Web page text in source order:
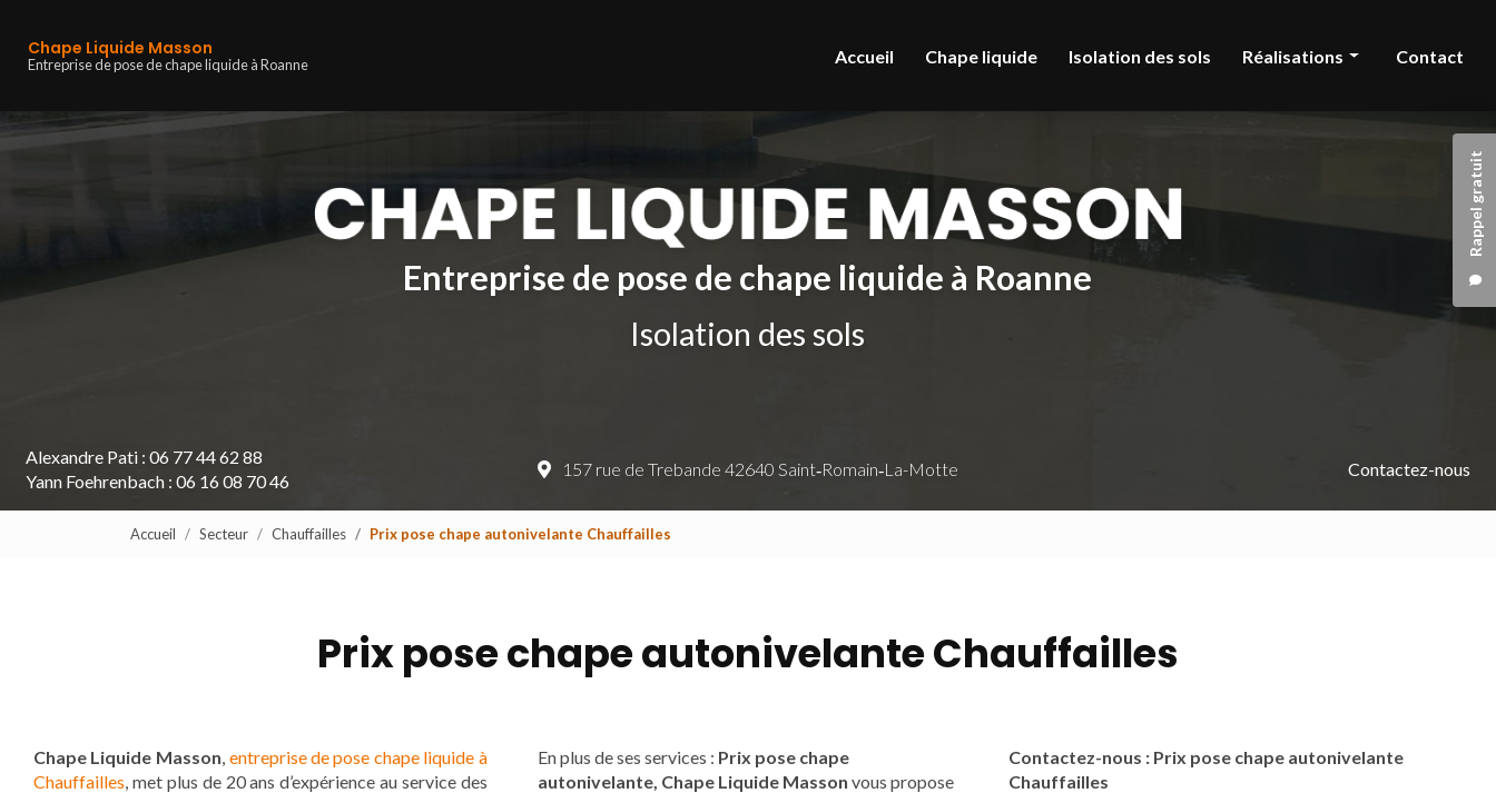
contenu
Chape Liquide Masson
Entreprise de pose de chape liquide à Roanne
Rappel gratuit
Accueil Chape liquide Isolation des sols Réalisations Contact
Entreprise de pose de chape liquide à Roanne
Isolation des sols
Alexandre Pati : 06 77 44 62 88
Yann Foehrenbach : 06 16 08 70 46
157 rue de Trebande 42640 Saint‑Romain‑La-Motte Contactez-nous
Accueil Secteur Chauffailles Prix pose chape autonivelante Chauffailles
Prix pose chape autonivelante Chauffailles
Chape Liquide Masson, entreprise de pose chape liquide à
Chauffailles, met plus de 20 ans d’expérience au service des
En plus de ses services : Prix pose chape
autonivelante, Chape Liquide Masson vous propose
Contactez-nous : Prix pose chape autonivelante
Chauffailles